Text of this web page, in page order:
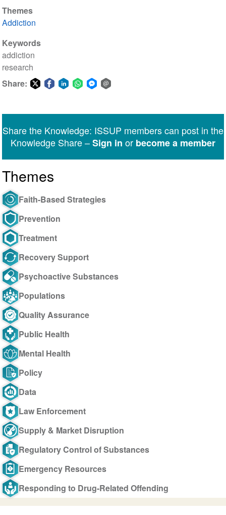
Themes
Addiction
Keywords
addiction
research
Share:
Messenger
Share the Knowledge: ISSUP members can post in the
Knowledge Share –Sign in or become a member
Themes
Faith-Based Strategies
Prevention
Treatment
Recovery Support
Psychoactive Substances
Populations
Quality Assurance
Public Health
Mental Health
Policy
Data
Law Enforcement
Supply & Market Disruption
Regulatory Control of Substances
Emergency Resources
Responding to Drug-Related Offending